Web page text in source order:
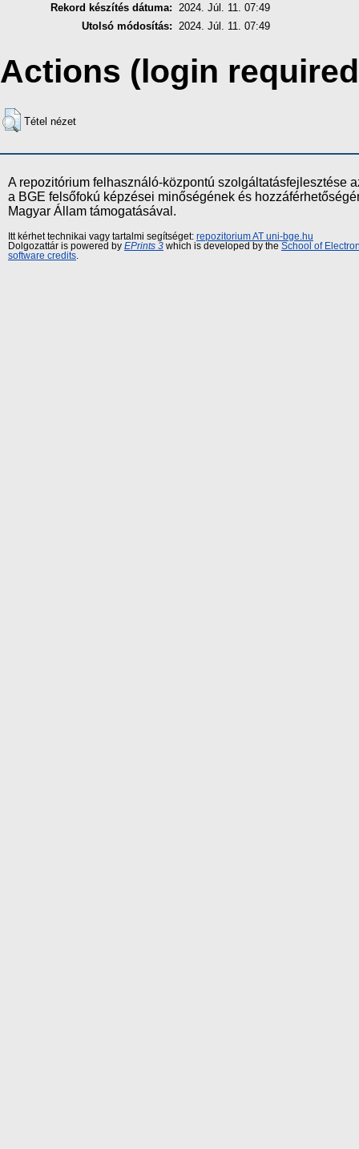
Rekord készítés dátuma:
2024. Júl. 11. 07:49
Utolsó módosítás:
2024. Júl. 11. 07:49
Actions (login
Tétel nézet
A repozitórium felhasználó-központú szolgáltatásfejlesztése
a BGE felsőfokú képzései minőségének és
Magyar Állam támogatásával.
Itt kérhet technikai vagy tartalmi segítséget: repozitorium AT uni-bge.hu
Dolgozattár is powered by EPrints 3 which is developed by the School of
software credits